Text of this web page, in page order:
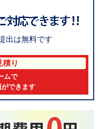
出は無料です
積り
ムで
できます